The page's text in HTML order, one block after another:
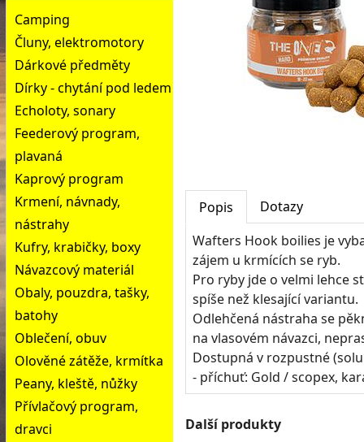
Camping
Čluny, elektromotory
Dárkové předměty
Dírky - chytání pod ledem
Echoloty, sonary
Feederový program,
plavaná
Kaprový program
Krmení, návnady,
nástrahy
Kufry, krabičky, boxy
Návazcový materiál
Obaly, pouzdra, tašky,
batohy
Oblečení, obuv
Olověné zátěže, krmítka
Peany, kleště, nůžky
Přívlačový program,
dravci
Popis
Dotazy
Wafters Hook boilies je
zájem u krmících se ryb.
Pro ryby jde o velmi lehce
spíše než klesající variantu.
Odlehčená nástraha se
na vlasovém návazci,
Dostupná v rozpustné
- příchuť: Gold / scopex,
Další produkty